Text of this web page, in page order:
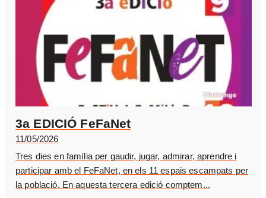
3a EDICIÓ FeFaNet
11/05/2026
Tres dies en família per gaudir, jugar, admirar, aprendre i
participar amb el FeFaNet, en els 11 espais escampats per
la població. En aquesta tercera edició comptem...